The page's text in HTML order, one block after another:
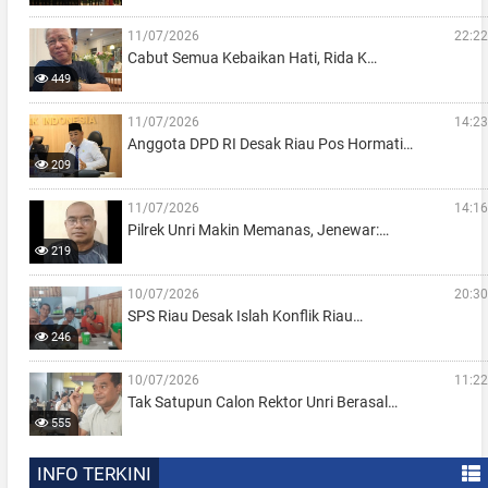
449
11/07/2026 22:22
Cabut Semua Kebaikan Hati, Rida K…
209
11/07/2026 14:23
Anggota DPD RI Desak Riau Pos Hormati…
219
11/07/2026 14:16
Pilrek Unri Makin Memanas, Jenewar:…
246
10/07/2026 20:30
SPS Riau Desak Islah Konflik Riau…
555
10/07/2026 11:22
Tak Satupun Calon Rektor Unri Berasal…
INFO TERKINI